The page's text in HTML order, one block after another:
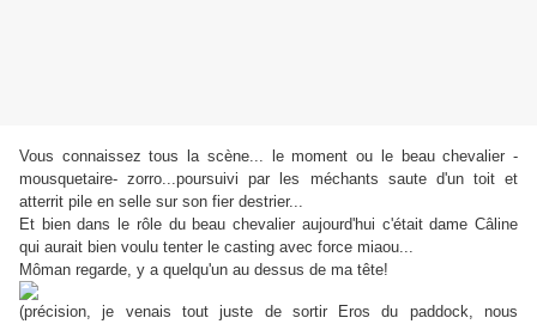
Vous connaissez tous la scène... le moment ou le beau chevalier -
mousquetaire- zorro...poursuivi par les méchants saute d'un toit et
atterrit pile en selle sur son fier destrier...
Et bien dans le rôle du beau chevalier aujourd'hui c'était dame Câline
qui aurait bien voulu tenter le casting avec force miaou...
Môman regarde, y a quelqu'un au dessus de ma tête!
(précision, je venais tout juste de sortir Eros du paddock, nous